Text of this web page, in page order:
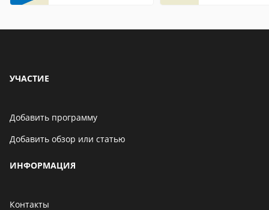
УЧАСТИЕ
Добавить программу
Добавить обзор или статью
ИНФОРМАЦИЯ
Контакты